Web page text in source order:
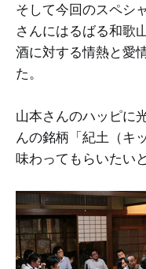
そして今回のスペシ
さんにはるばる和歌
酒に対する情熱と愛
た。
山本さんのハッピに
んの銘柄「紀土（キ
味わってもらいたい